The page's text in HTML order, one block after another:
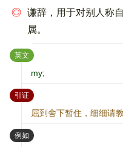
◎ 谦辞，用于对别人称
属。
英文 ：
my;
引证：
屈到舍下暂住，细细请
例如 ：